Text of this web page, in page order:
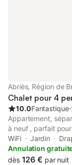
Abriès, Région de
Chalet pour 4
10.0Fantastique⋅
Appartement,
à neuf , parfait
centre du Queyras,
garage pour les
WiFi Jardin
Annulation
dès 126 € par nuit